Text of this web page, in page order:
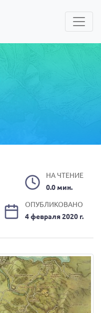
НА ЧТЕНИЕ
0.0 мин.
ОПУБЛИКОВАНО
4 февраля 2020 г.